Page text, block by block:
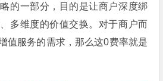
的一部分，目的是让商户深度绑
多维度的价值交换。对于商户而
值服务的需求，那么这0费率就是